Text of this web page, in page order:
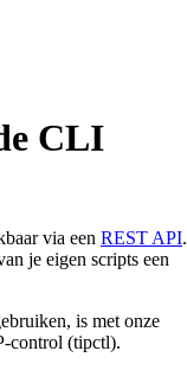
CLI
via een REST API.
je eigen scripts een
is met onze
control (tipctl).